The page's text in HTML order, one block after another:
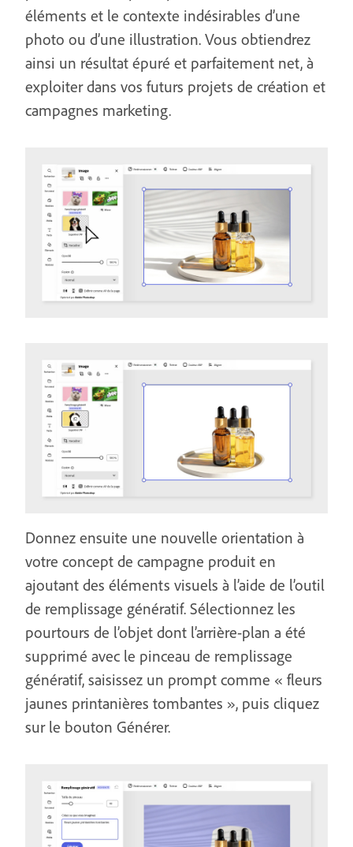
éléments et le contexte indésirables d’une
photo ou d’une illustration. Vous obtiendrez
ainsi un résultat épuré et parfaitement net, à
exploiter dans vos futurs projets de création et
campagnes marketing.
Donnez ensuite une nouvelle orientation à
votre concept de campagne produit en
ajoutant des éléments visuels à l’aide de l’outil
de remplissage génératif. Sélectionnez les
pourtours de l’objet dont l’arrière-plan a été
supprimé avec le pinceau de remplissage
génératif, saisissez un prompt comme « fleurs
jaunes printanières tombantes », puis cliquez
sur le bouton Générer.